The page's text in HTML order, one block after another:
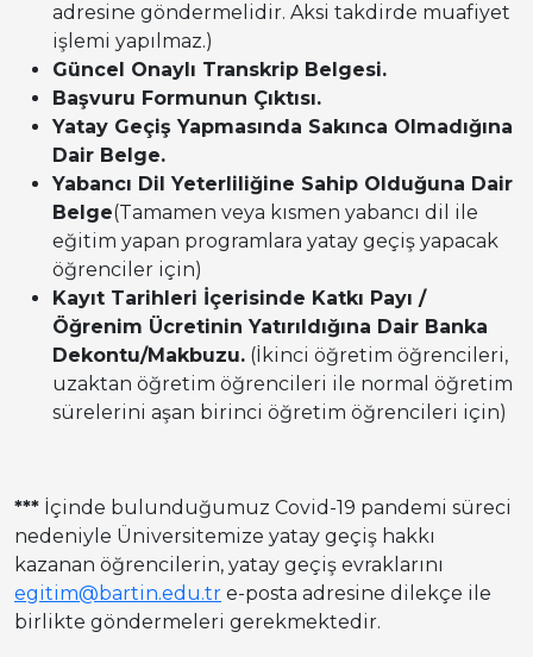
adresine göndermelidir. Aksi takdirde muafiyet
işlemi yapılmaz.)
Güncel Onaylı Transkrip Belgesi.
Başvuru Formunun Çıktısı.
Yatay Geçiş Yapmasında Sakınca Olmadığına
Dair Belge.
Yabancı Dil Yeterliliğine Sahip Olduğuna Dair
Belge(Tamamen veya kısmen yabancı dil ile
eğitim yapan programlara yatay geçiş yapacak
öğrenciler için)
Kayıt Tarihleri İçerisinde Katkı Payı /
Öğrenim Ücretinin Yatırıldığına Dair Banka
Dekontu/Makbuzu. (İkinci öğretim öğrencileri,
uzaktan öğretim öğrencileri ile normal öğretim
sürelerini aşan birinci öğretim öğrencileri için)
*** İçinde bulunduğumuz Covid-19 pandemi süreci
nedeniyle Üniversitemize yatay geçiş hakkı
kazanan öğrencilerin, yatay geçiş evraklarını
egitim@bartin.edu.tr e-posta adresine dilekçe ile
birlikte göndermeleri gerekmektedir.